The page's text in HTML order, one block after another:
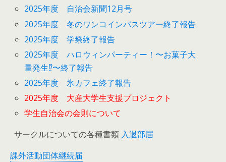
2025年度 自治会新聞12月号
2025年度 冬のワンコインバスツアー終了報告
2025年度 学祭終了報告
2025年度 ハロウィンパーティー！〜お菓子大
量発生⁉︎〜終了報告
2025年度 氷カフェ終了報告
2025年度 大産大学生支援プロジェクト
学生自治会の会則について
サークルについての各種書類 入退部届
課外活動団体継続届